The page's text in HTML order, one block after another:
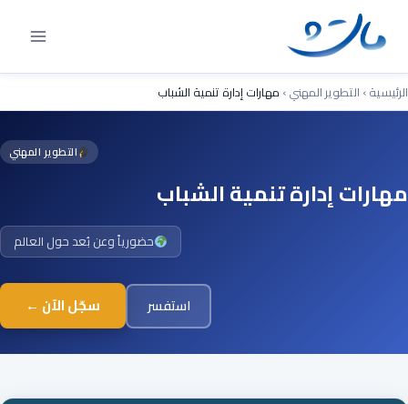
content
الرئيسية› التطوير المهني› مهارات إدارة تنمية الشباب
التطوير المهني
مهارات إدارة تنمية الشباب
حضورياً وعن بُعد حول العالم
سجّل الآن ← استفسر